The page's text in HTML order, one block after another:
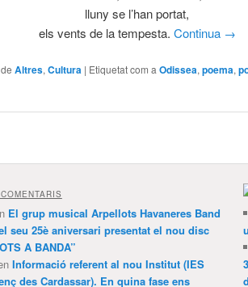
lluny se l’han portat,
els vents de la tempesta. Continua →
Altres,Cultura | Etiquetat com a Odissea,poema,
El grup musical Arpellots Havaneres Band
seu 25è aniversari presentat el nou disc
A BANDA”
Informació referent al nou Institut (IES
des Cardassar). En quina fase ens